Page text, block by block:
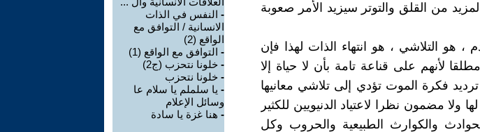
من القلق والتوتر سيزيد الأمر صعوبة
، هو التلاشي ، هو انتهاء الذات لهذا فإن
لأنهم على قناعة تامة بأن لا حياة إلا
فكرة الموت تؤدي إلى تلاشي معانيها
مضمون نظرا لاعتياد الدنيويين للكثير
والكوارث الطبيعية والحروب وكل
- النفس في الذات
الانسانية / التوافق مع
الواقع (2)
- التوافق مع الواقع (1)
- خلونا نتحزب (ج2)
- خلونا نتحزب
- يا سلملم يا سلام عا
وسائل الإعلام
- هنا غزة يا سادة